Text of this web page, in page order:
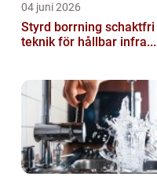
04 juni 2026
Styrd borrning schaktfri
teknik för hållbar infra...